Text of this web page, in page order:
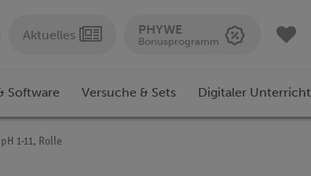
Aktuelles PHYWE
Bonusprogramm
Software Versuche & Sets Digitaler Unterricht
1-11, Rolle